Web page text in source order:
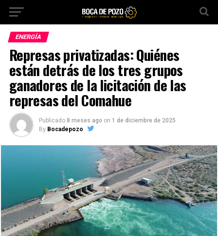
ENERGÍA
Represas privatizadas: Quiénes
están detrás de los tres grupos
ganadores de la licitación de las
represas del Comahue
Publicado 8 meses ago on 1 de diciembre de 2025
By Bocadepozo